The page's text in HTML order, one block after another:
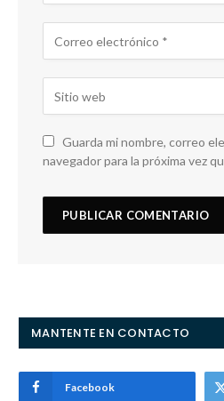
Guarda mi nombre, correo
navegador para la próxima vez
MANTENTE EN CONTACTO
Facebook